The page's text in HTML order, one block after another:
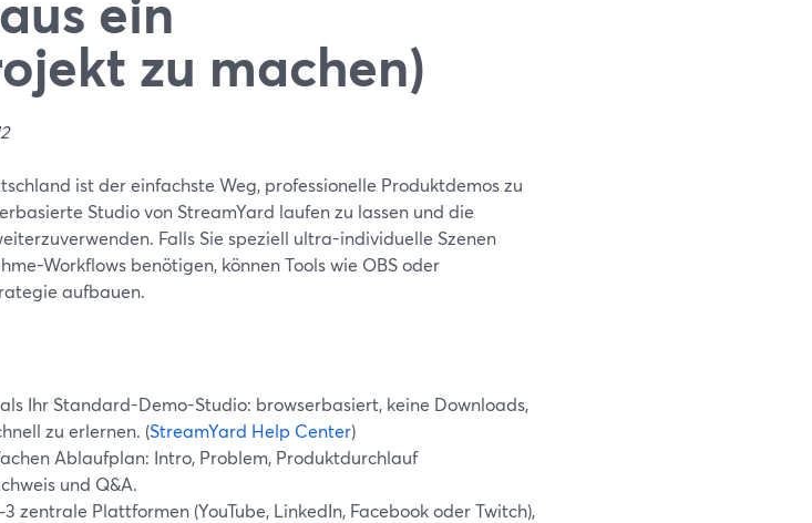
zu machen)
ist der einfachste Weg, professionelle Produktdemos zu
Studio von StreamYard laufen zu lassen und die
Falls Sie speziell ultra-individuelle Szenen
Workflows benötigen, können Tools wie OBS oder
aufbauen.
Ihr Standard-Demo-Studio: browserbasiert, keine Downloads,
zu erlernen. (StreamYard Help Center)
Ablaufplan: Intro, Problem, Produktdurchlauf
und Q&A.
zentrale Plattformen (YouTube, LinkedIn, Facebook oder Twitch),